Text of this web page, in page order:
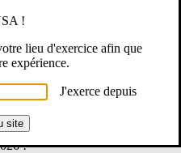
dans votre carrière ?
est là […]
ET LOIRE, YONNE
rendez-vous de carrière » le
!
!
lieu d'exercice afin que
expérience.
J'exerce depuis
site